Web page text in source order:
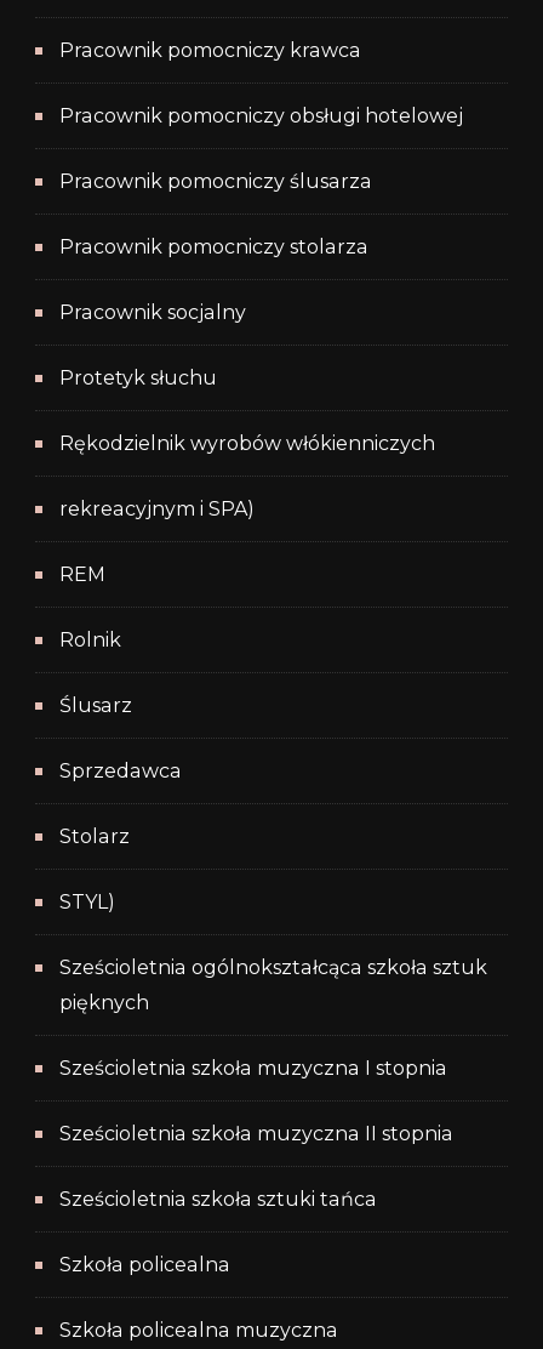
Pracownik pomocniczy krawca
Pracownik pomocniczy obsługi hotelowej
Pracownik pomocniczy ślusarza
Pracownik pomocniczy stolarza
Pracownik socjalny
Protetyk słuchu
Rękodzielnik wyrobów włókienniczych
rekreacyjnym i SPA)
REM
Rolnik
Ślusarz
Sprzedawca
Stolarz
STYL)
Sześcioletnia ogólnokształcąca szkoła sztuk
pięknych
Sześcioletnia szkoła muzyczna I stopnia
Sześcioletnia szkoła muzyczna II stopnia
Sześcioletnia szkoła sztuki tańca
Szkoła policealna
Szkoła policealna muzyczna